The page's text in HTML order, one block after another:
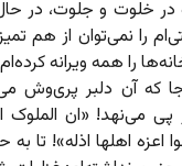
در خلوت و جلوت، در
را نمی‌توان از هم
را همه ویرانه
که آن دلبر پری‌وش
می‌نهد! «ان الملوک
اعزه اهلها اذله»! تا